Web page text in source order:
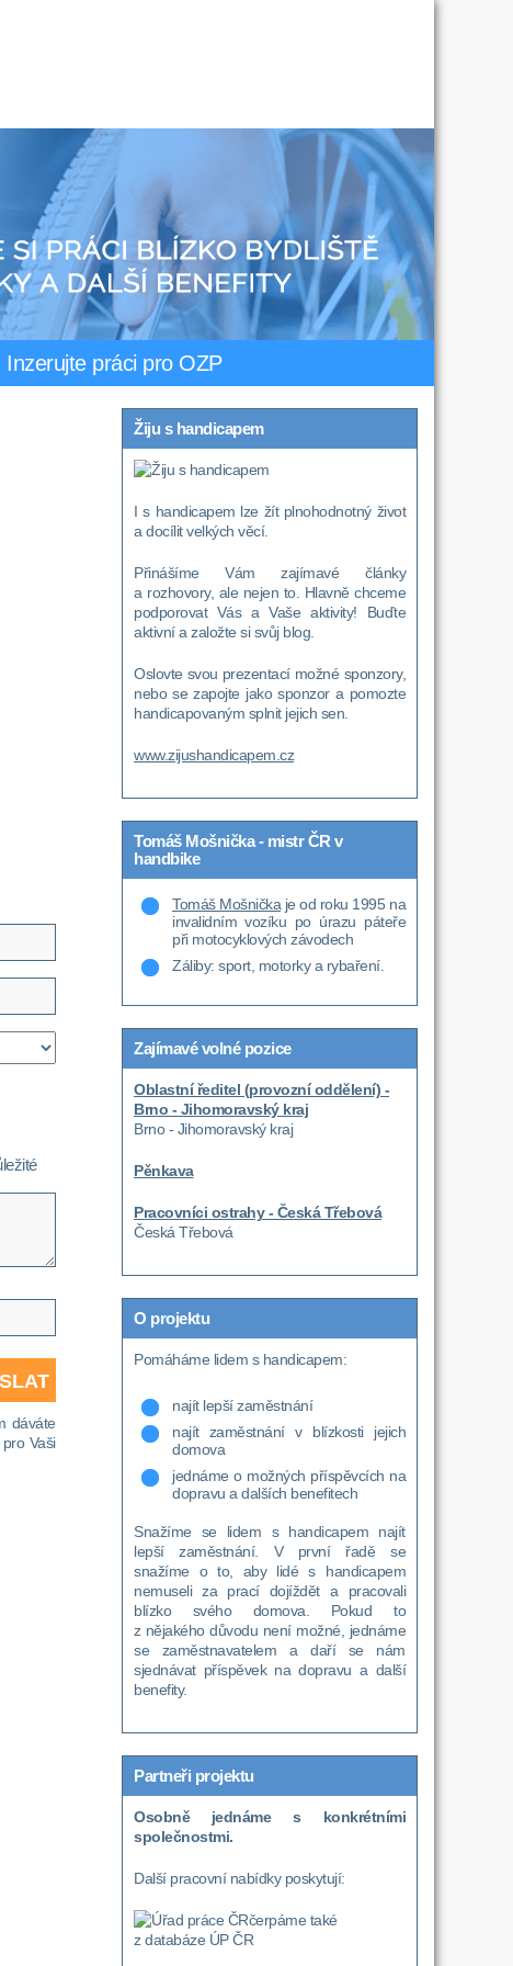
Inzerujte práci pro OZP
dáváte
Vaši
Žiju s handicapem
I s handicapem lze žít plnohodnotný život
a docílit velkých věcí.
Přinášíme Vám zajímavé články
a rozhovory, ale nejen to. Hlavně chceme
podporovat Vás a Vaše aktivity! Buďte
aktivní a založte si svůj blog.
Oslovte svou prezentací možné sponzory,
nebo se zapojte jako sponzor a pomozte
handicapovaným splnit jejich sen.
www.zijushandicapem.cz
Tomáš Mošnička - mistr ČR v
handbike
Tomáš Mošnička je od roku 1995 na
invalidním vozíku po úrazu páteře
při motocyklových závodech
Záliby: sport, motorky a rybaření.
Zajímavé volné pozice
Oblastní ředitel (provozní oddělení) -
Brno - Jihomoravský kraj
Brno - Jihomoravský kraj
Pěnkava
Pracovníci ostrahy - Česká Třebová
Česká Třebová
O projektu
Pomáháme lidem s handicapem:
najít lepší zaměstnání
najít zaměstnání v blízkosti jejich
domova
jednáme o možných příspěvcích na
dopravu a dalších benefitech
Snažíme se lidem s handicapem najít
lepší zaměstnání. V první řadě se
snažíme o to, aby lidé s handicapem
nemuseli za prací dojíždět a pracovali
blízko svého domova. Pokud to
z nějakého důvodu není možné, jednáme
se zaměstnavatelem a daří se nám
sjednávat příspěvek na dopravu a další
benefity.
Partneři projektu
Osobně jednáme s konkrétními
společnostmi.
Další pracovní nabídky poskytují:
čerpáme také
z databáze ÚP ČR